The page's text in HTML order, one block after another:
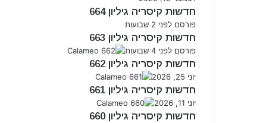
חדשות קיסריה גיליון 664
פורסם לפני 2 שבועות
חדשות קיסריה גיליון 663
פורסם לפני 4 שבועות
חדשות קיסריה גיליון 662
יוני 25, 2026
חדשות קיסריה גיליון 661
יוני 11, 2026
חדשות קיסריה גיליון 660